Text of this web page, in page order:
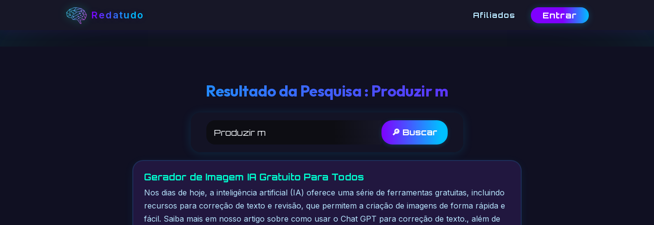
Redatudo Afiliados Entrar
Resultado da Pesquisa : Produzir m
🔎 Buscar
Gerador de Imagem IA Gratuito Para Todos
Nos dias de hoje, a inteligência artificial (IA) oferece uma série de ferramentas gratuitas, incluindo
recursos para correção de texto e revisão, que permitem a criação de imagens de forma rápida e
fácil. Saiba mais em nosso artigo sobre como usar o Chat GPT para correção de texto., além de